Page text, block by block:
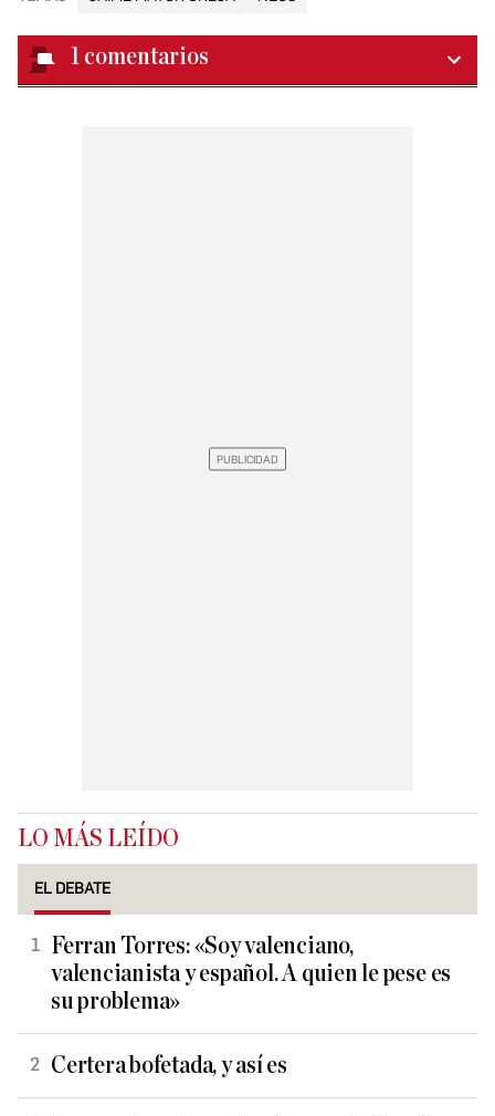
1 comentarios
LO MÁS LEÍDO
EL DEBATE
Ferran Torres: «Soy valenciano,
valencianista y español. A quien le pese es
su problema»
Certera bofetada, y así es